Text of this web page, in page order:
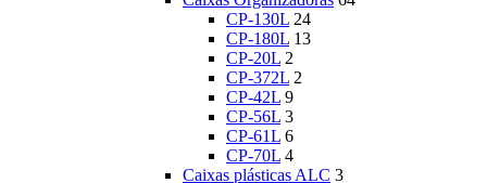
CP-130L 24
CP-180L 13
CP-20L 2
CP-372L 2
CP-42L 9
CP-56L 3
CP-61L 6
CP-70L 4
Caixas plásticas ALC 3